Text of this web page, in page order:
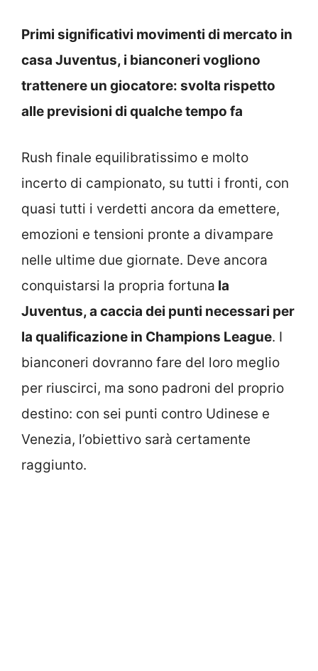
Primi significativi movimenti di mercato in
casa Juventus, i bianconeri vogliono
trattenere un giocatore: svolta rispetto
alle previsioni di qualche tempo fa
Rush finale equilibratissimo e molto
incerto di campionato, su tutti i fronti, con
quasi tutti i verdetti ancora da emettere,
emozioni e tensioni pronte a divampare
nelle ultime due giornate. Deve ancora
conquistarsi la propria fortuna la
Juventus, a caccia dei punti necessari per
la qualificazione in Champions League. I
bianconeri dovranno fare del loro meglio
per riuscirci, ma sono padroni del proprio
destino: con sei punti contro Udinese e
Venezia, l’obiettivo sarà certamente
raggiunto.